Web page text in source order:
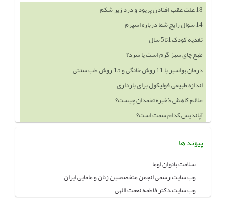
14 سوال رایج شما درباره اسپرم
تغذیه کودک1تا5 سال
طبع چای سبز گرم است یا سرد؟
درمان بواسیر با 11 روش خانگی و 15 روش طب سنتی
اندازه طبیعی فولیکول برای بارداری
علائم کاهش ذخیره تخمدان چیست؟
آپاندیس کدام سمت است؟
خوردن چه چيزهايي باعث بزرگ شدن سينه ميشود
پیوند ها
سلامت بانوان اوما
وب سایت رسمی انجمن متخصصین زنان و مامایی ایران
وب سایت دکتر فاطمه نعمت االهی